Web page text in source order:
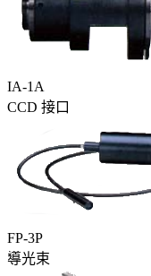
IA-1A
CCD 接口
FP-3P
導光束